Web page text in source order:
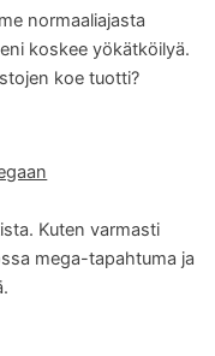
normaaliajasta
koskee yökätköilyä.
koe tuotti?
Kuten varmasti
mega-tapahtuma ja